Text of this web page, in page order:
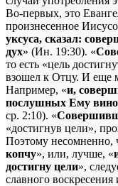
Во-первых, это
произнесенное
уксуса, сказал:
дух» (Ин. 19:30). «
то есть «цель
взошел к Отцу. И еще
Например, «и,
послушных Ему
ср. 2:10). «
«достигнув цели»,
Поэтому несомненно,
копчу», или, лучше, «
достигну цели»,
славного воскресения